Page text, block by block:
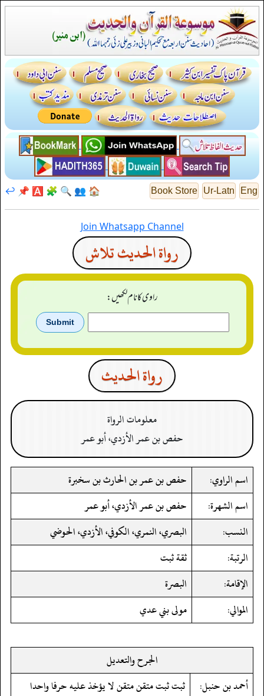
Eng
Ur-Latn
Book Store
🏠
👥
🔍
🧩
🅰️
📌
↩️
Join Whatsapp Channel
رواة الحديث تلاش
راوی کا نام لکھیں:
رواة الحدیث
معلومات الرواة
حفص بن عمر الأزدي، أبو عمر
اسم الراوي:
حفص بن عمر بن الحارث بن سخبرة
اسم الشهرة:
حفص بن عمر الأزدي، أبو عمر
النسب:
البصري، النمري، الكوفي، الأزدي، الحوضي
الرتبة:
ثقة ثبت
الإقامة:
البصرة
الموالي:
مولى بني عدي
الجرح والتعديل
أحمد بن حنبل:
ثبت ثبت متقن متقن لا يؤخذ عليه حرفا واحدا